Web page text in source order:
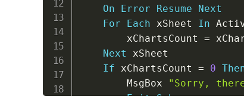
.Shapes.
Paste
Set
pptShape = Shapes( .
pptShpRng = Shapes.
End With
With
pptShpRng
Align msoAlignCenters,
On
Error Resume
Next
For
Each xSheet In
        xChartsCount
=
Next xSheet
If xChartsCount = 0
        MsgBox
"Sorry,
Exit Sub